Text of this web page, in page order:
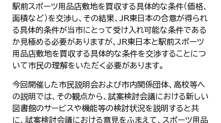
駅前スポーツ用品店敷地を買収する具体的な条件（価格、
面積など）を交渉し、その結果、JR東日本の合意が得られ
る具体的条件が当市にとって受け入れ可能な条件である
か見極める必要がありますが、JR東日本と駅前スポーツ
用品店敷地を買収する具体的な条件を交渉することにつ
いて市民の理解をいただく必要があります。
今回開催した市民説明会および市内関係団体、高校等へ
の説明では、その観点から、試案検討会議における新しい
図書館のサービスや機能等の検討状況を説明すると共
に、試案検討会議における意見をふまえて、スポーツ用品